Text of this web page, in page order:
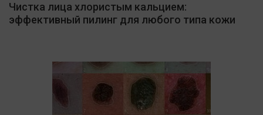
Чистка лица хлористым кальцием:
эффективный пилинг для любого типа кожи